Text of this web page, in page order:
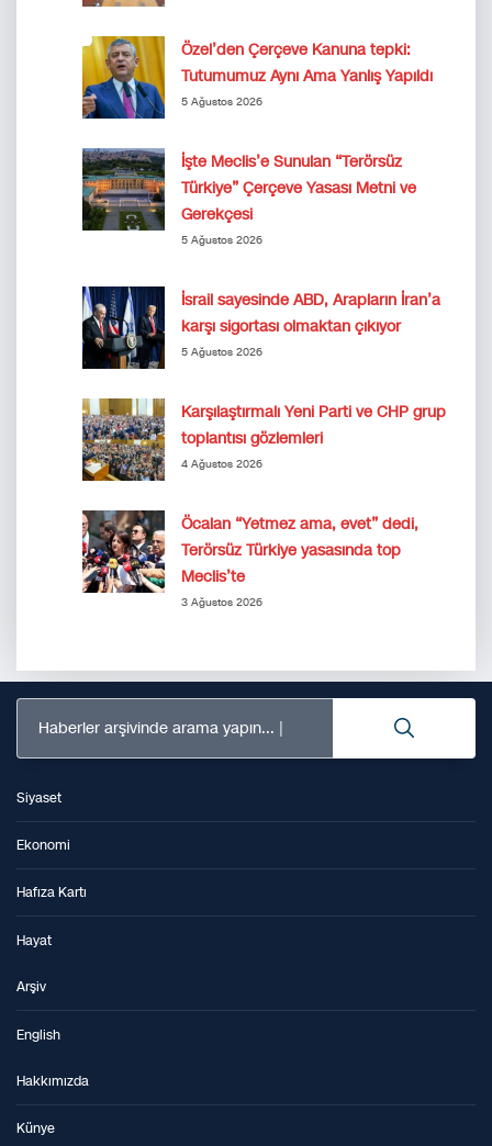
Özel’den Çerçeve Kanuna tepki:
Tutumumuz Aynı Ama Yanlış Yapıldı
5 Ağustos 2026
İşte Meclis’e Sunulan “Terörsüz
Türkiye” Çerçeve Yasası Metni ve
Gerekçesi
5 Ağustos 2026
İsrail sayesinde ABD, Arapların İran’a
karşı sigortası olmaktan çıkıyor
5 Ağustos 2026
Karşılaştırmalı Yeni Parti ve CHP grup
toplantısı gözlemleri
4 Ağustos 2026
Öcalan “Yetmez ama, evet” dedi,
Terörsüz Türkiye yasasında top
Meclis’te
3 Ağustos 2026
Haberler arşivinde arama yapın...
Siyaset
Ekonomi
Hafıza Kartı
Hayat
Arşiv
English
Hakkımızda
Künye